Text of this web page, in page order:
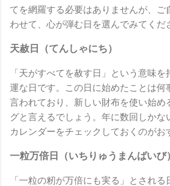
てを網羅する必要はありませんが、ご
わせて、心が弾む日を選んでみてくだ
天赦日（てんしゃにち）
「天がすべてを赦す日」という意味
運な日です。この日に始めたことは何
言われており、新しい財布を使い始め
グと言えるでしょう。年に数回しかな
カレンダーをチェックしておくのがお
一粒万倍日（いちりゅうまんばいび）
「一粒の籾が万倍にも実る」とされ